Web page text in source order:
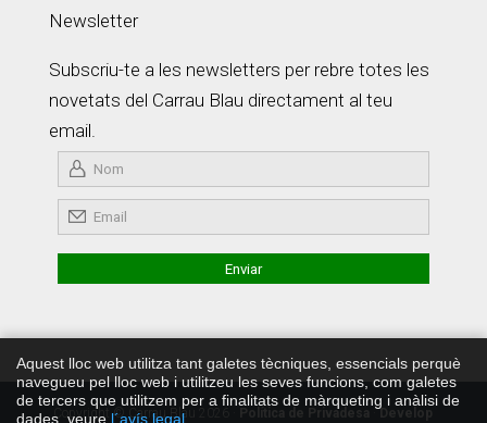
Newsletter
Subscriu-te a les newsletters per rebre totes les
novetats del Carrau Blau directament al teu
email.
Copyright © Carrau Blau 2026 · Política de Privadesa ·Develop
Aquest lloc web utilitza tant galetes tècniques, essencials perquè
navegueu pel lloc web i utilitzeu les seves funcions, com galetes
de tercers que utilitzem per a finalitats de màrqueting i anàlisi de
dades, veure l´avís legal